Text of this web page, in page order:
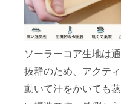
ソーラーコア生地は
抜群のため、アクテ
動いて汗をかいても